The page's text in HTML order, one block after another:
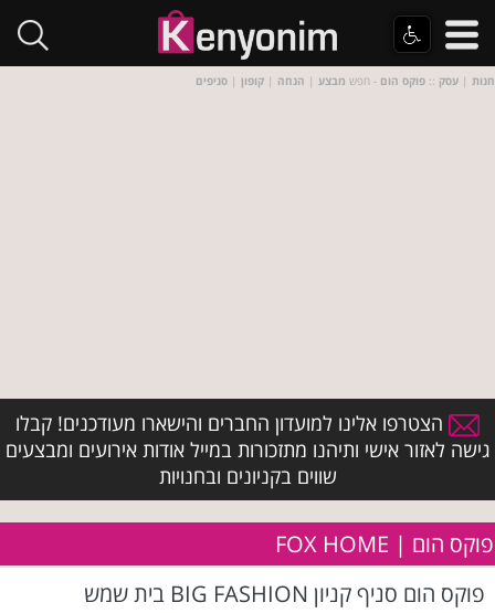
חנות | עסק :: פוקס הום - חפש מבצע | הנחה | קופון | סניפים
הצטרפו אלינו למועדון החברים והישארו מעודכנים! קבלו
גישה לאזור אישי ותיהנו מתזכורות במייל אודות אירועים ומבצעים
שווים בקניונים ובחנויות
פוקס הום | FOX HOME
פוקס הום סניף קניון BIG FASHION בית שמש